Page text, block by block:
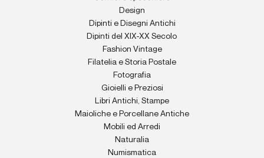
Design
Dipinti e Disegni Antichi
Dipinti del XIX-XX Secolo
Fashion Vintage
Filatelia e Storia Postale
Fotografia
Gioielli e Preziosi
Libri Antichi, Stampe
Maioliche e Porcellane Antiche
Mobili ed Arredi
Naturalia
Numismatica